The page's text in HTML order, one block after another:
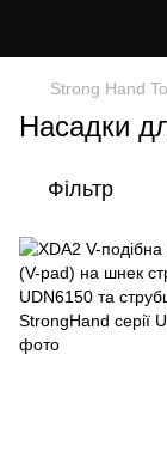
Strong Hand
Насадки
Фільтр